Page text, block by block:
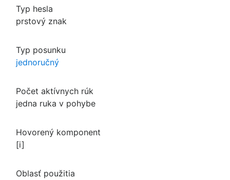
Typ hesla
prstový znak
Typ posunku
jednoručný
Počet aktívnych rúk
jedna ruka v pohybe
Hovorený komponent
[i]
Oblasť použitia